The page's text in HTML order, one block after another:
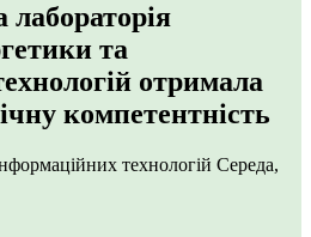
лабораторія
та
отримала
компетентність
технологій Середа,